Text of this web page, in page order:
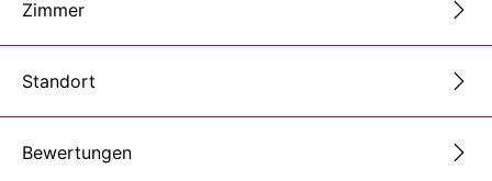
Zimmer
Standort
Bewertungen